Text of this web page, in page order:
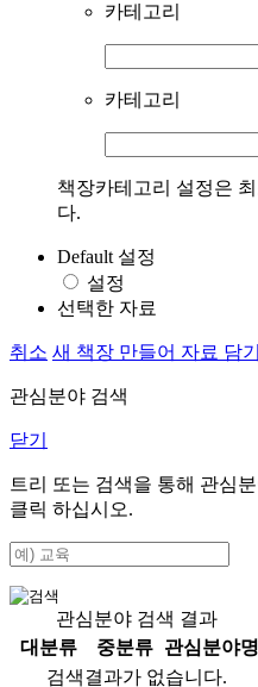
카테고리
카테고리
책장카테고리 설정은
다.
Default 설정
설정
선택한 자료
취소 새 책장 만들어 자료 담기
관심분야 검색
닫기
트리 또는 검색을 통해 관심
클릭 하십시오.
관심분야 검색 결과
대분류
중분류
관심분야명
검색결과가 없습니다.